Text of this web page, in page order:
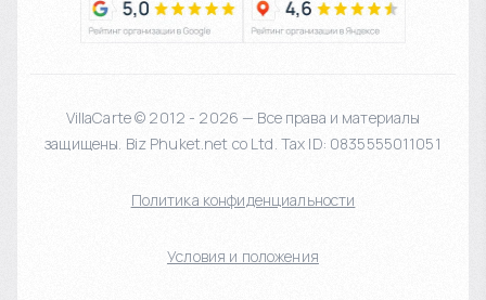
VillaCarte © 2012 - 2026 — Все права и материалы
защищены. Biz Phuket.net co Ltd. Tax ID: 0835555011051
Политика конфиденциальности
Условия и положения